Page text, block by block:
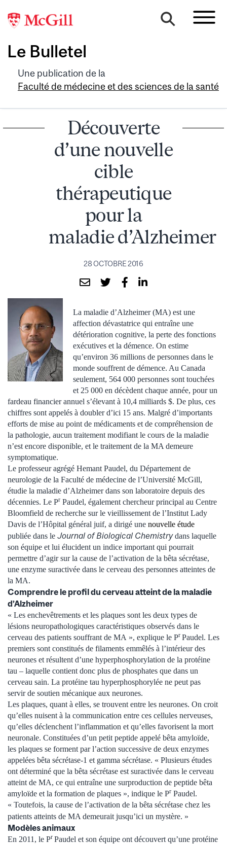
Le Bulletel
Une publication de la
Faculté de médecine et des sciences de la santé
Découverte
d’une nouvelle
cible
thérapeutique
pour la
maladie d’Alzheimer
28 OCTOBRE 2016
La maladie d’Alzheimer (MA) est une
affection dévastatrice qui entraîne une
détérioration cognitive, la perte des fonctions
exécutives et la démence. On estime
qu’environ 36 millions de personnes dans le
monde souffrent de démence. Au Canada
seulement, 564 000 personnes sont touchées
et 25 000 en décèdent chaque année, pour un
fardeau financier annuel s’élevant à 10,4 milliards $. De plus, ces
chiffres sont appelés à doubler d’ici 15 ans. Malgré d’importants
efforts de mise au point de médicaments et de compréhension de
la pathologie, aucun traitement modifiant le cours de la maladie
n’est encore disponible, et le traitement de la MA demeure
symptomatique.
Le professeur agrégé Hemant Paudel, du Département de
neurologie de la Faculté de médecine de l’Université McGill,
étudie la maladie d’Alzheimer dans son laboratoire depuis des
décennies. Le Pr Paudel, également chercheur principal au Centre
Bloomfield de recherche sur le vieillissement de l’Institut Lady
Davis de l’Hôpital général juif, a dirigé une nouvelle étude
publiée dans le Journal of Biological Chemistrydans laquelle
son équipe et lui élucident un indice important qui pourrait
permettre d’agir sur la cause de l’activation de la bêta sécrétase,
une enzyme suractivée dans le cerveau des personnes atteintes de
la MA.
Comprendre le profil du cerveau atteint de la maladie
d’Alzheimer
« Les enchevêtrements et les plaques sont les deux types de
lésions neuropathologiques caractéristiques observés dans le
cerveau des patients souffrant de MA », explique le Pr Paudel. Les
premiers sont constitués de filaments emmêlés à l’intérieur des
neurones et résultent d’une hyperphosphorylation de la protéine
tau – laquelle contient donc plus de phosphates que dans un
cerveau sain. La protéine tau hyperphosphorylée ne peut pas
servir de soutien mécanique aux neurones.
Les plaques, quant à elles, se trouvent entre les neurones. On croit
qu’elles nuisent à la communication entre ces cellules nerveuses,
qu’elles déclenchent l’inflammation et qu’elles favorisent la mort
neuronale. Constituées d’un petit peptide appelé bêta amyloïde,
les plaques se forment par l’action successive de deux enzymes
appelées bêta sécrétase-1 et gamma sécrétase. « Plusieurs études
ont déterminé que la bêta sécrétase est suractivée dans le cerveau
atteint de MA, ce qui entraîne une surproduction de peptide bêta
amyloïde et la formation de plaques », indique le Pr Paudel.
« Toutefois, la cause de l’activation de la bêta sécrétase chez les
patients atteints de MA demeurait jusqu’ici un mystère. »
Modèles animaux
En 2011, le Pr Paudel et son équipe ont découvert qu’une protéine